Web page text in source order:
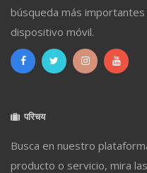
búsqueda más
dispositivo móvil.
परिचय
Busca en nuestro
producto o servicio, mira